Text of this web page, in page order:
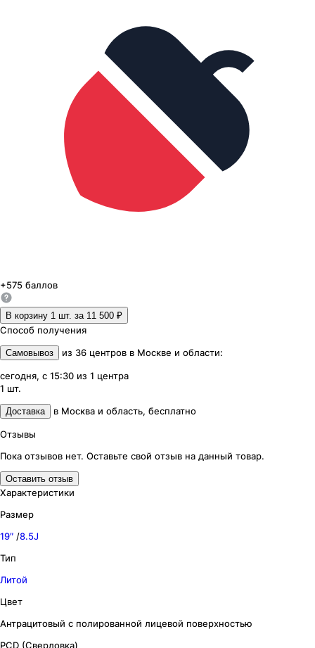
+575 баллов
В корзину 1 шт. за 11 500 ₽
Способ получения
Самовывоз из 36 центров в Москве и области:
сегодня, с 15:30 из 1 центра
1 шт.
Доставка в Москва и область, бесплатно
Отзывы
Пока отзывов нет. Оставьте свой отзыв на данный товар.
Оставить отзыв
Характеристики
Размер
19″ /8.5J
Тип
Литой
Цвет
Антрацитовый с полированной лицевой поверхностью
PCD (Сверловка)